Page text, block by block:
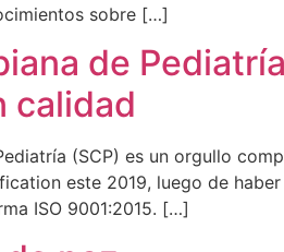
sobre […]
de
calidad
(SCP) es un orgullo
este 2019, luego de
ISO 9001:2015. […]